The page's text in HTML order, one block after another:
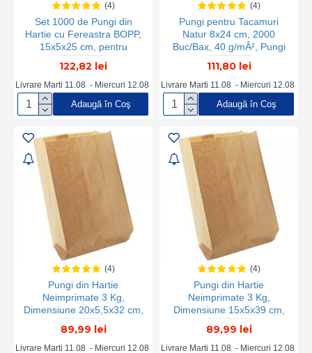
Set 1000 de Pungi din
Hartie cu Fereastra BOPP,
15x5x25 cm, pentru
Patiserii si Brutarii, Pungi cu
Fereastra, Pungi Hartie cu
Fereastra BOPP, Pungi
Natur Hartie pentru Patiserii
si Brutarii, Pungi Hartie Kraft
122,82 lei
(4)
Livrare Marti 11.08 - Miercuri 12.08
Adaugă în Coş
Pungi pentru Tacamuri
Natur 8x24 cm, 2000
Buc/Bax, 40 g/mÂ², Pungi
Hartie Maro Neimprimata,
Pungi din Hartie Kraft Natur,
Pungi Tacamuri, Pungi
pentru Tacamuri, Pungi de
Tacamuri, Pungi din Hartie
111,80 lei
(4)
Livrare Marti 11.08 - Miercuri 12.08
Adaugă în Coş
Pungi din Hartie
Neimprimate 3 Kg,
Dimensiune 20x5,5x32 cm,
Hartie Kraft Natur 50 g/m²,
Greutate 5 Kg/Bax, 85
Buc/Kg, Ambalaje din
89,99 lei
(4)
Livrare Marti 11.08 - Miercuri 12.08
Pungi din Hartie
Neimprimate 3 Kg,
Dimensiune 15x5x39 cm,
Hartie Kraft Natur 50 g/m²,
Greutate 5 Kg/Bax, 95
Buc/Kg - Ambalaje din
89,99 lei
(4)
Livrare Marti 11.08 - Miercuri 12.08